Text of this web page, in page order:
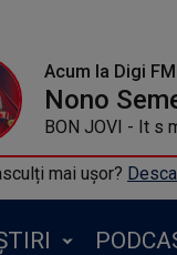
Acum la Digi FM
Nono
BON JOVI - It s
mai ușor?